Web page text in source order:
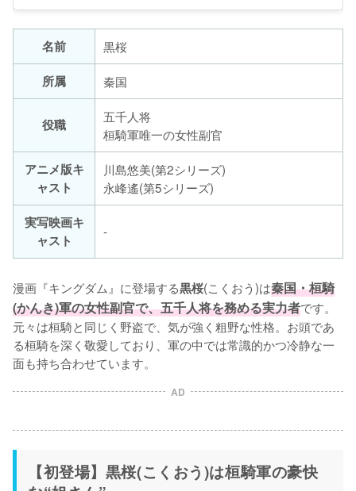
名前
黒桜
所属
秦国
役職
五千人将
桓騎軍唯一の女性副官
アニメ版キ
ャスト
川島悠美(第2シリーズ)
永峰遙(第5シリーズ)
実写映画キ
ャスト
-
漫画『キングダム』に登場する黒桜(こくおう)は秦国・桓騎
(かんき)軍の女性副官で、五千人将を務める実力者です。
元々は桓騎と同じく野盗で、気が強く粗野な性格。お頭であ
る桓騎を深く敬愛しており、軍の中では常識的かつ冷静な一
面も持ち合わせています。
AD
【初登場】黒桜(こくおう)は桓騎軍の豪快